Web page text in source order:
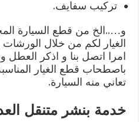
تركيب سفايف.
و…..الخ من قطع السيارة
الغيار لكم من خلال الورشات
امرا اتصل بنا و اذكر العطل
باصطحاب قطع الغيار
تعاني منه السيارة.
خدمة بنشر متنقل